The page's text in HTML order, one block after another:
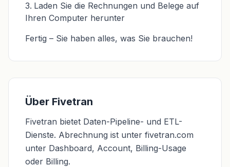
Laden Sie die Rechnungen und Belege auf
Ihren Computer herunter
Fertig – Sie haben alles, was Sie brauchen!
Über Fivetran
Fivetran bietet Daten-Pipeline- und ETL-
Dienste. Abrechnung ist unter fivetran.com
unter Dashboard, Account, Billing-Usage
oder Billing.